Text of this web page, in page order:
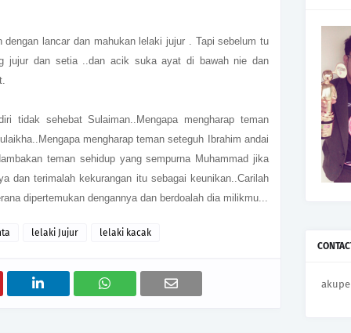
lancar dan mahukan lelaki jujur . Tapi sebelum tu
jujur dan setia ..dan acik suka ayat di bawah nie dan
tidak sehebat Sulaiman..Mengapa mengharap teman
mengharap teman seteguh Ibrahim andai
teman sehidup yang sempurna Muhammad jika
dan terimalah kekurangan itu sebagai keunikan..Carilah
dipertemukan dengannya dan berdoalah dia milikmu...
lelaki Jujur lelaki kacak